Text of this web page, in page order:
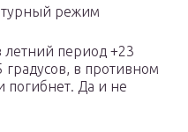
режим
летний период +23
градусов, в противном
погибнет. Да и не